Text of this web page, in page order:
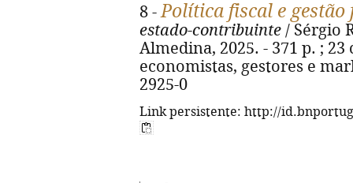
8 -Política fiscal e gestão
estado-contribuinte / Sérgio
Almedina, 2025. - 371 p. ;
economistas, gestores e
2925-0
Link persistente: http://